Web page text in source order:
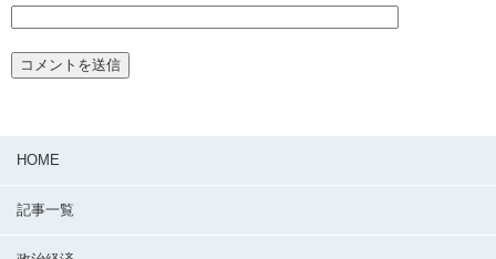
HOME
記事一覧